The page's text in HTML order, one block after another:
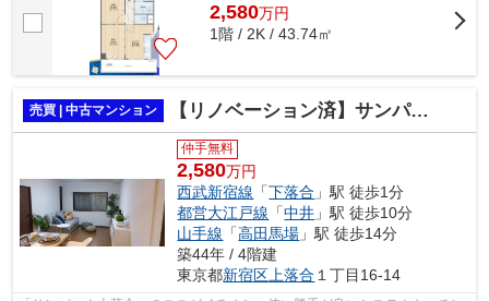
2,580万円
1階 / 2K / 43.74㎡
売買 | 中古マンション 【リノベーション済】サンパーナ上落合
仲手無料
2,580万円
西武新宿線 「下落合 」駅 徒歩1分
都営大江戸線 「中井 」駅 徒歩10分
山手線 「高田馬場 」駅 徒歩14分
築44年 / 4階建
東京都新宿区 上落合 １丁目16-14